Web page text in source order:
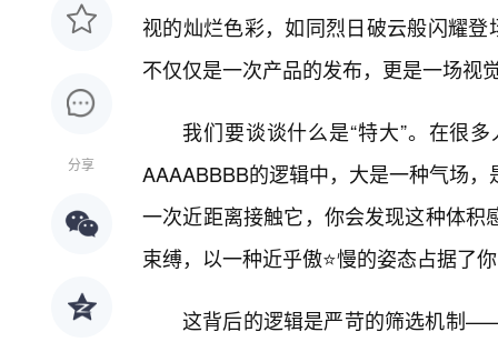
分享
视的灿烂色彩，如同烈日破云般闪耀
不仅仅是一次产品的发布，更是一场视
我们要谈谈什么是“特大”。在很
AAAABBBB的逻辑中，大是一种气场
一次近距离接触它，你会发现这种体
束缚，以一种近乎傲⭐慢的姿态占据了
这背后的逻辑是严苛的筛选机制